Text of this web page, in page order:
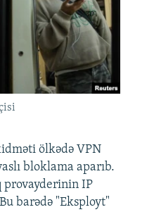
ölkədə VPN
bloklama aparıb.
provayderinin IP
barədə "Eksployt"